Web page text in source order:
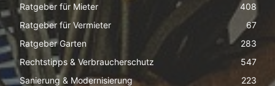
Ratgeber für Mieter
408
Ratgeber für Vermieter
67
Ratgeber Garten
283
Rechtstipps & Verbraucherschutz
547
Sanierung & Modernisierung
223